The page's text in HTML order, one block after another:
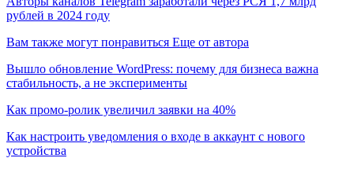
рублей в 2024 году
Вам также могут понравиться Еще от автора
Вышло обновление WordPress: почему для бизнеса важна
стабильность, а не эксперименты
Как промо-ролик увеличил заявки на 40%
Как настроить уведомления о входе в аккаунт с нового
устройства